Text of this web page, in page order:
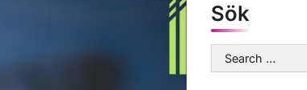
Sök
Search
for: